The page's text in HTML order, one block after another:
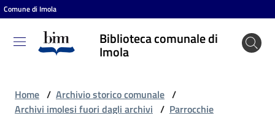
Vai al contenuto
Vai alla navigazione
Vai al footer
Comune di Imola
Biblioteca comunale di
Imola
Biblioteca
comunale
Home / Archivio storico comunale /
Archivi imolesi fuori dagli archivi / Parrocchie